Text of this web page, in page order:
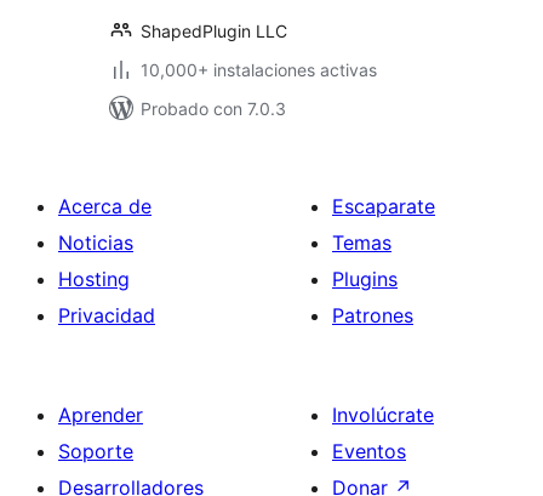
ShapedPlugin LLC
10,000+ instalaciones activas
Probado con 7.0.3
Acerca de
Noticias
Hosting
Privacidad
Escaparate
Temas
Plugins
Patrones
Aprender
Soporte
Desarrolladores
Involúcrate
Eventos
Donar ↗